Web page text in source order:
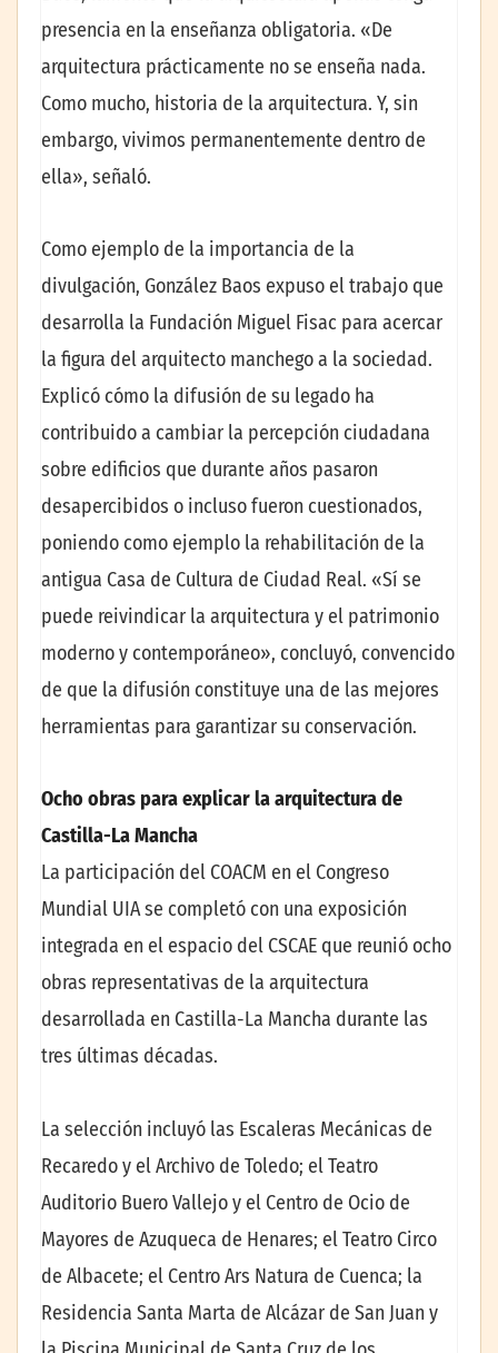
presencia en la enseñanza obligatoria. «De
arquitectura prácticamente no se enseña nada.
Como mucho, historia de la arquitectura. Y, sin
embargo, vivimos permanentemente dentro de
ella», señaló.
Como ejemplo de la importancia de la
divulgación, González Baos expuso el trabajo que
desarrolla la Fundación Miguel Fisac para acercar
la figura del arquitecto manchego a la sociedad.
Explicó cómo la difusión de su legado ha
contribuido a cambiar la percepción ciudadana
sobre edificios que durante años pasaron
desapercibidos o incluso fueron cuestionados,
poniendo como ejemplo la rehabilitación de la
antigua Casa de Cultura de Ciudad Real. «Sí se
puede reivindicar la arquitectura y el patrimonio
moderno y contemporáneo», concluyó, convencido
de que la difusión constituye una de las mejores
herramientas para garantizar su conservación.
Ocho obras para explicar la arquitectura de
Castilla-La Mancha
La participación del COACM en el Congreso
Mundial UIA se completó con una exposición
integrada en el espacio del CSCAE que reunió ocho
obras representativas de la arquitectura
desarrollada en Castilla-La Mancha durante las
tres últimas décadas.
La selección incluyó las Escaleras Mecánicas de
Recaredo y el Archivo de Toledo; el Teatro
Auditorio Buero Vallejo y el Centro de Ocio de
Mayores de Azuqueca de Henares; el Teatro Circo
de Albacete; el Centro Ars Natura de Cuenca; la
Residencia Santa Marta de Alcázar de San Juan y